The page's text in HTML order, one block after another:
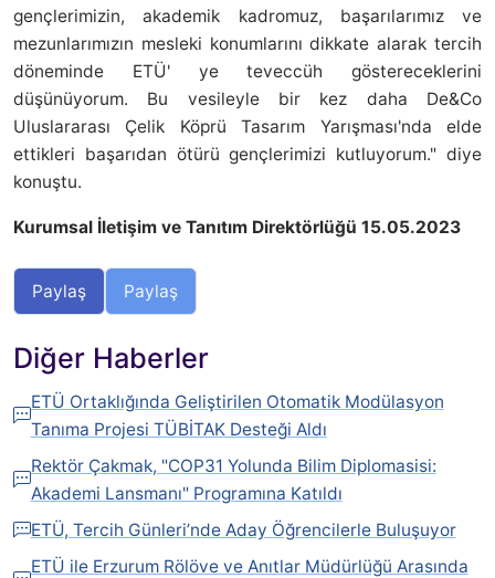
gençlerimizin, akademik kadromuz, başarılarımız ve
mezunlarımızın mesleki konumlarını dikkate alarak tercih
döneminde ETÜ' ye teveccüh göstereceklerini
düşünüyorum. Bu vesileyle bir kez daha De&Co
Uluslararası Çelik Köprü Tasarım Yarışması'nda elde
ettikleri başarıdan ötürü gençlerimizi kutluyorum." diye
konuştu.
Kurumsal İletişim ve Tanıtım Direktörlüğü 15.05.2023
Paylaş Paylaş
Diğer Haberler
ETÜ Ortaklığında Geliştirilen Otomatik Modülasyon
Tanıma Projesi TÜBİTAK Desteği Aldı
Rektör Çakmak, "COP31 Yolunda Bilim Diplomasisi:
Akademi Lansmanı" Programına Katıldı
ETÜ, Tercih Günleri’nde Aday Öğrencilerle Buluşuyor
ETÜ ile Erzurum Rölöve ve Anıtlar Müdürlüğü Arasında